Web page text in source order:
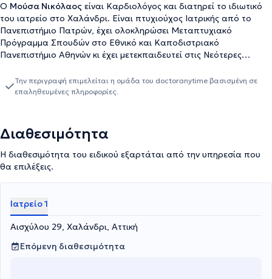
Ο Μούσα Νικόλαος είναι Καρδιολόγος και διατηρεί το ιδιωτικό
του ιατρείο στο Χαλάνδρι. Είναι πτυχιούχος Ιατρικής από το
Πανεπιστήμιο Πατρών, έχει ολοκληρώσει Μεταπτυχιακό
Πρόγραμμα Σπουδών στο Εθνικό και Καποδιστριακό
Πανεπιστήμιο Αθηνών κι έχει μετεκπαιδευτεί στις Νεότερες
Επιμελητής Καρδιολόγος στο ΙΑΣΩ, στο Metropolitan General
Hospital, ενώ έχει θητεύσει ως ειδικός Καρδιολόγος στο Suleiman
του, έχοντας πάντα στο επίκεντρο την καλύτερη δυνατή
εξυπηρέτηση των εξατομικευμένων αναγκών κάθε ασθενούς.
Την περιγραφή επιμελείται η ομάδα του doctoranytime βασισμένη σε
επαληθευμένες πληροφορίες.
Διαθεσιμότητα
Η διαθεσιμότητα του ειδικού εξαρτάται από την υπηρεσία που
θα επιλέξεις.
Ιατρείο 1
Αισχύλου 29, Χαλάνδρι, Αττική
Επόμενη διαθεσιμότητα